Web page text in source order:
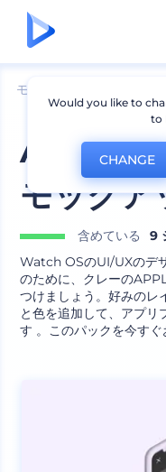
モックアップ
モックア
含めている
9
Watch OSのUI/UXのデ
のために、クレーの
つけましょう。好みのレ
と色を追加して、アプリ
す 。このパックを今すぐ
Would you like to
to
CHANGE